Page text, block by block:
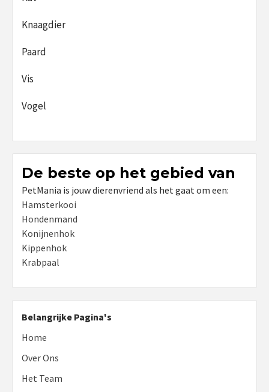
Knaagdier
Paard
Vis
Vogel
De beste op het gebied van
PetMania is jouw dierenvriend als het gaat om een:
Hamsterkooi
Hondenmand
Konijnenhok
Kippenhok
Krabpaal
Belangrijke Pagina's
Home
Over Ons
Het Team